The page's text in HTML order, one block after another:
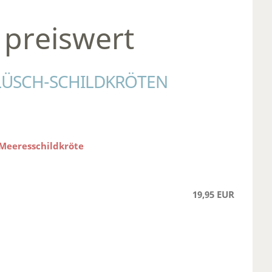
SCHILDKRÖTEN
19,95 EUR